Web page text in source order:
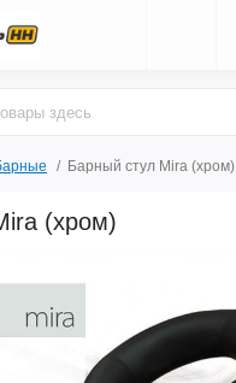
Барный стул Mira (хром)
(хром)